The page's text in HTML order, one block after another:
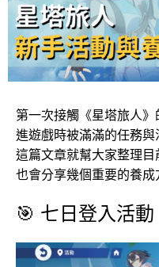
第一次接觸《星塔旅人
進遊戲時被滿滿的任務
這篇文章就幫大家整理
也會分享幾個重要的養成
🎯 七日登入活動